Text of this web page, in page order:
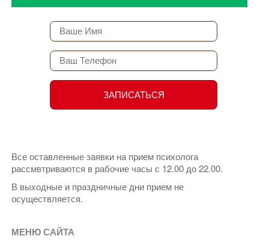
Все оставленные заявки на прием психолога
рассмвтриваются в рабочие часы с 12.00 до 22.00.
В выходные и праздничные дни прием не
осуществляется.
МЕНЮ САЙТА